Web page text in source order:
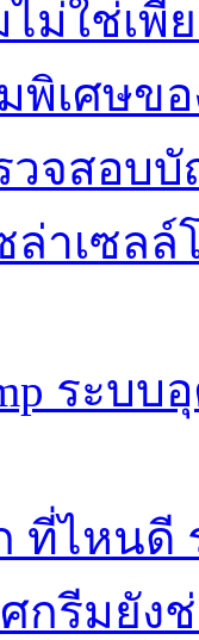
ม่ใช่เพี
พิเศษข
วจสอบ
ล่าเซลล์
ระบ
ที่ไหนดี
ศกรีมยัง